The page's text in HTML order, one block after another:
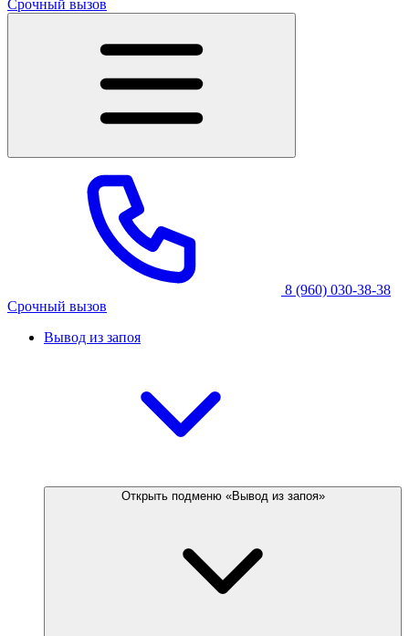
Срочный вызов
8 (960) 030-38-38
Срочный вызов
Вывод из запоя
Открыть подменю «Вывод из запоя»